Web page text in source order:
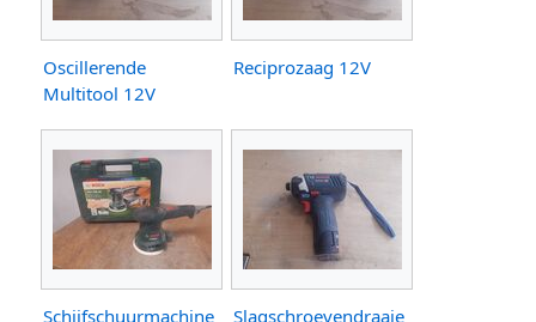
Oscillerende
Multitool 12V
Reciprozaag 12V
Schijfschuurmachine
Slagschroevendraaie